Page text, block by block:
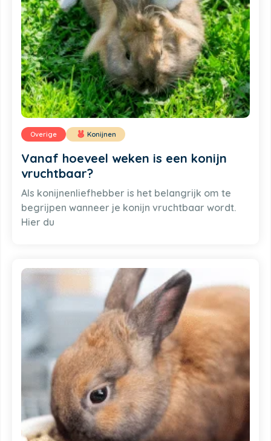
Overige Konijnen
Vanaf hoeveel weken is een konijn
vruchtbaar?
Als konijnenliefhebber is het belangrijk om te
begrijpen wanneer je konijn vruchtbaar wordt.
Hier du